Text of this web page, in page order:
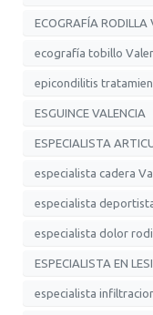
ECOGRAFÍA RODILLA
ecografía tobillo
epicondilitis
ESGUINCE VALENCIA
ESPECIALISTA
especialista cadera
especialista
especialista dolor
ESPECIALISTA EN
especialista